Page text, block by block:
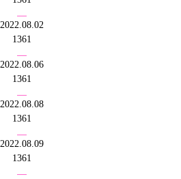
2022.08.02
1361
2022.08.06
1361
2022.08.08
1361
2022.08.09
1361